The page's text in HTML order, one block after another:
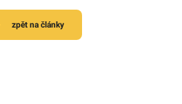
zpět na články